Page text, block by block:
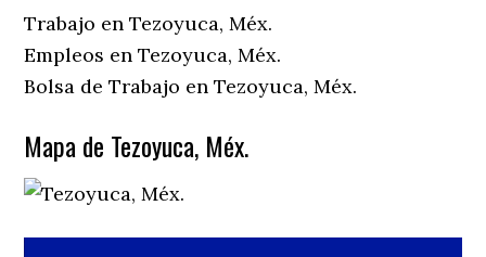
Trabajo en Tezoyuca, Méx.
Empleos en Tezoyuca, Méx.
Bolsa de Trabajo en Tezoyuca, Méx.
Mapa de Tezoyuca, Méx.